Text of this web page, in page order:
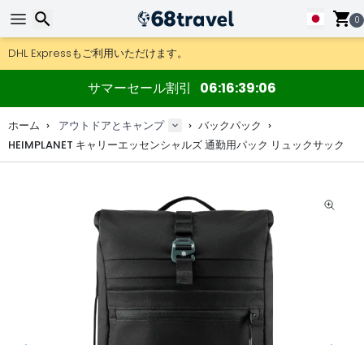
0
DHL Expressもご利用いただけます。
返品は30日間、木製マップやデコは90日間OK.
アウトドア用品やアクセサリーが超お得な価格！
サマーセール割引 06 16 39 06
ホーム アウトドアとキャンプ
バックパック
HEIMPLANET キャリーエッセンシャルズ 通勤用パック リュックサック